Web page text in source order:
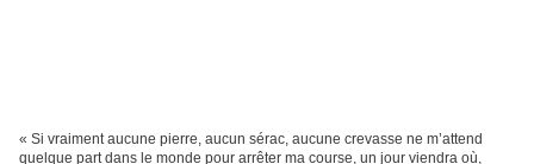
« Si vraiment aucune pierre, aucun sérac, aucune crevasse ne m’attend
quelque part dans le monde pour arrêter ma course, un jour viendra où,